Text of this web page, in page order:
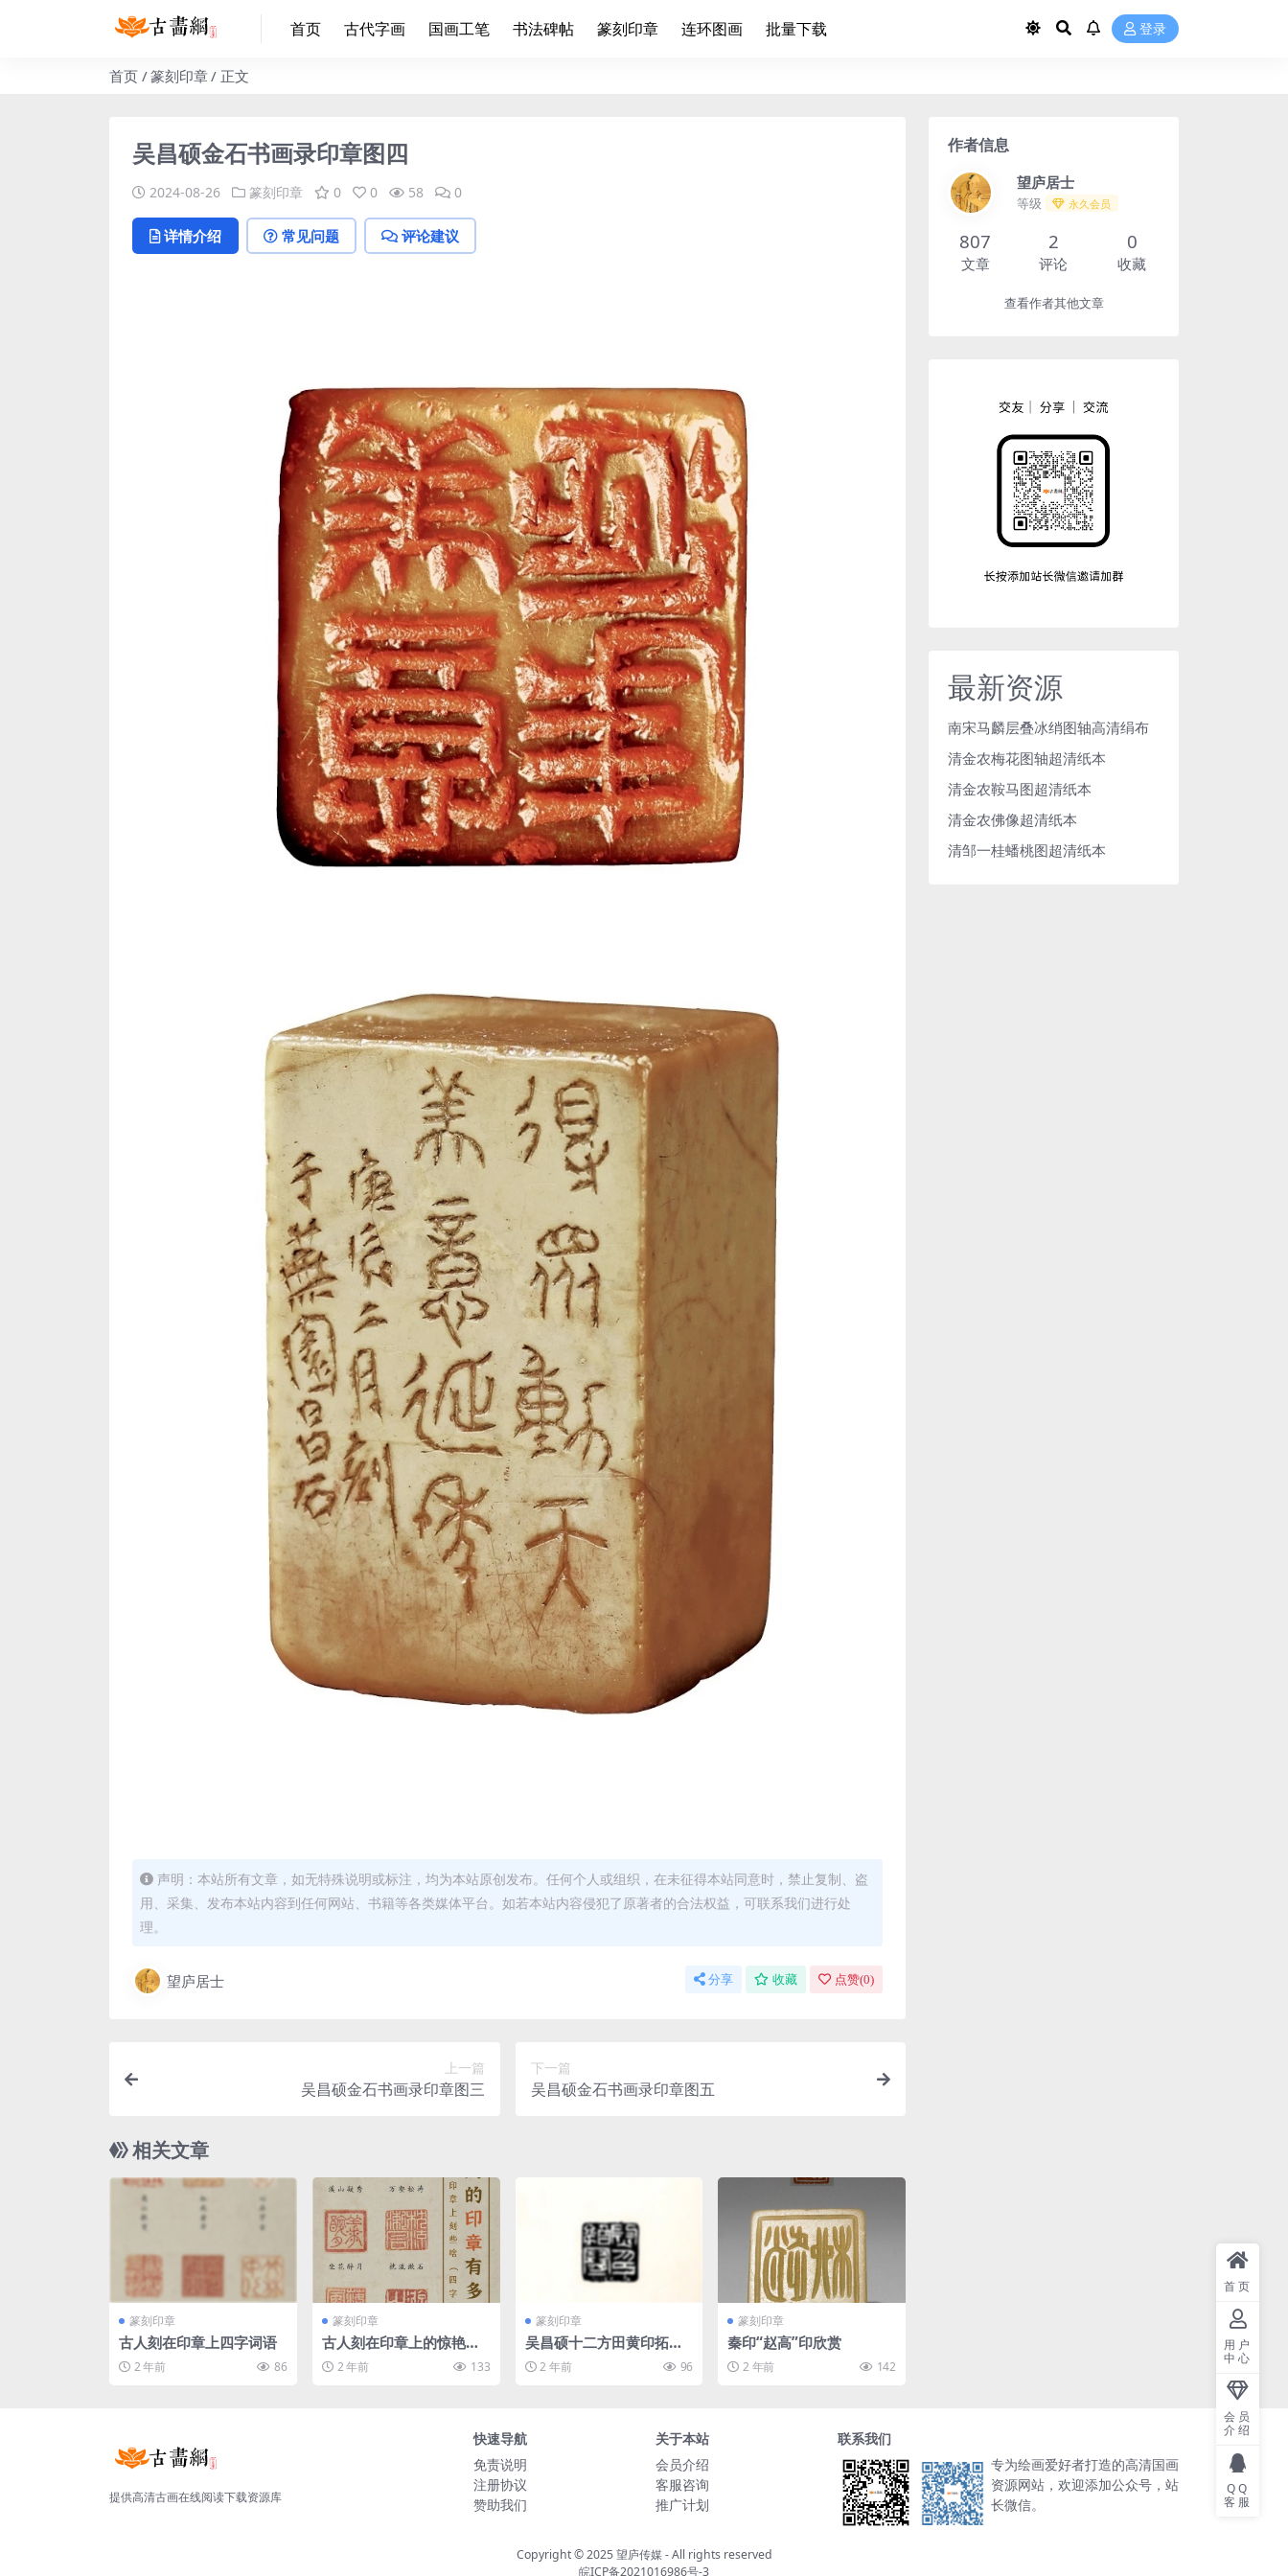
首页 古代字画 国画工笔 书法碑帖 篆刻印章 连环图画 批量下载 登录
首页 篆刻印章 正文
吴昌硕金石书画录印章图四
2024-08-26 篆刻印章 0 0 58 0
详情介绍 常见问题 评论建议
声明：本站所有文章，如无特殊说明或标注，均为本站原创发布。任何个人或组织，在未征得本站同意时，禁止复制、盗
用、采集、发布本站内容到任何网站、书籍等各类媒体平台。如若本站内容侵犯了原著者的合法权益，可联系我们进行处
理。
望庐居士 分享 收藏 点赞(0)
上一篇
吴昌硕金石书画录印章图三
下一篇
吴昌硕金石书画录印章图五
相关文章
篆刻印章
古人刻在印章上四字词语
2 年前 86
篆刻印章
古人刻在印章上的惊艳词
语赏析 ​​​
2 年前 133
篆刻印章
吴昌硕十二方田黄印拓片
欣赏2 年前 96
篆刻印章
秦印“赵高”印欣赏
2 年前 142
作者信息
望庐居士
等级 永久会员
807
文章
2
评论
0
收藏
查看作者其他文章
最新资源
南宋马麟层叠冰绡图轴高清绢布
清金农梅花图轴超清纸本
清金农鞍马图超清纸本
清金农佛像超清纸本
清邹一桂蟠桃图超清纸本
提供高清古画在线阅读下载资源库
快速导航
免责说明
注册协议
赞助我们
关于本站
会员介绍
客服咨询
推广计划
联系我们
专为绘画爱好者打造的高清国画
资源网站，欢迎添加公众号，站
长微信。
Copyright © 2025望庐传媒- All rights reserved
皖ICP备2021016986号-3
首页
用户
中心
会员
介绍
QQ
客服